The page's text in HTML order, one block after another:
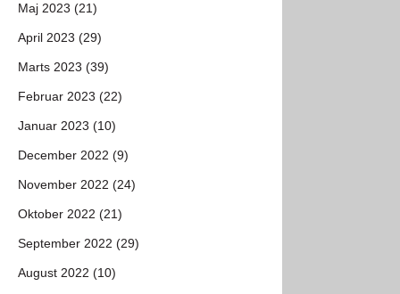
Maj 2023 (21)
April 2023 (29)
Marts 2023 (39)
Februar 2023 (22)
Januar 2023 (10)
December 2022 (9)
November 2022 (24)
Oktober 2022 (21)
September 2022 (29)
August 2022 (10)